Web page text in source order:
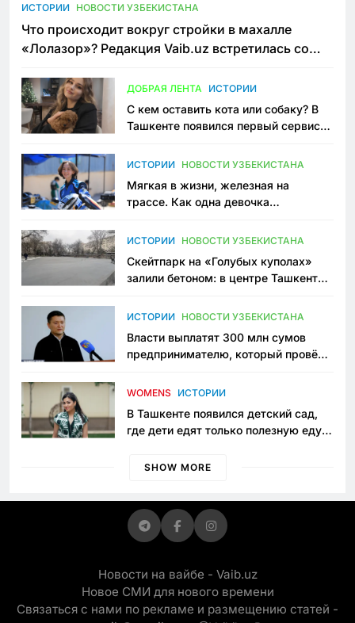
ИСТОРИИ НОВОСТИ УЗБЕКИСТАНА
Что происходит вокруг стройки в махалле
«Лолазор»? Редакция Vaib.uz встретилась со
ДОБРАЯ ЛЕНТА ИСТОРИИ
С кем оставить кота или собаку? В
Ташкенте появился первый сервис
ИСТОРИИ НОВОСТИ УЗБЕКИСТАНА
Мягкая в жизни, железная на
трассе. Как одна девочка
Узбекистане
ИСТОРИИ НОВОСТИ УЗБЕКИСТАНА
Скейтпарк на «Голубых куполах»
залили бетоном: в центре Ташкента
пространство
ИСТОРИИ НОВОСТИ УЗБЕКИСТАНА
Власти выплатят 300 млн сумов
предпринимателю, который провёл
приговору
WOMENS ИСТОРИИ
В Ташкенте появился детский сад,
где дети едят только полезную еду.
просить «кашу без сахара»
SHOW MORE
Новости на вайбе - Vaib.uz
Новое СМИ для нового времени
Связаться с нами по рекламе и размещению статей -